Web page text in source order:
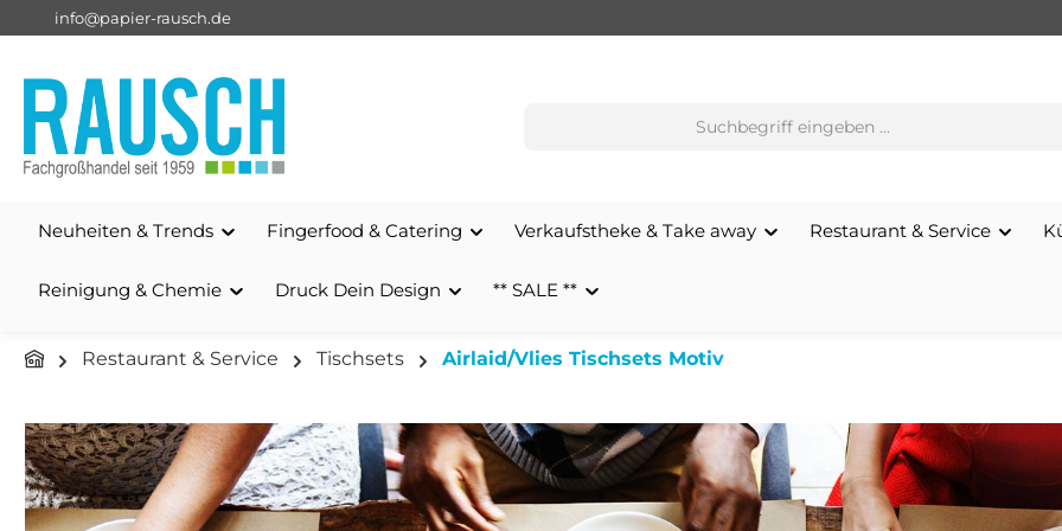
Zur Hauptnavigation springen
info@papier-rausch.de
Neuheiten & Trends Fingerfood & Catering Verkaufstheke & Take away Restaurant & Service
Reinigung & Chemie Druck Dein Design ** SALE **
Restaurant & Service Tischsets Airlaid/Vlies Tischsets Motiv
Bildergalerie überspringen